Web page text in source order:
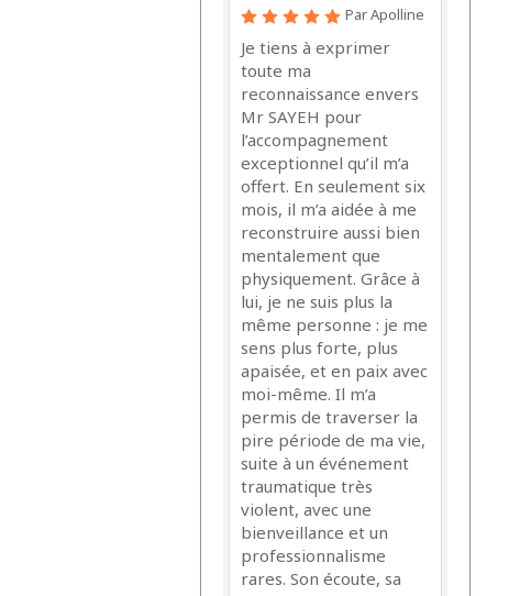
Par Apolline
Je tiens à exprimer
toute ma
reconnaissance envers
Mr SAYEH pour
l’accompagnement
exceptionnel qu’il m’a
offert. En seulement six
mois, il m’a aidée à me
reconstruire aussi bien
mentalement que
physiquement. Grâce à
lui, je ne suis plus la
même personne : je me
sens plus forte, plus
apaisée, et en paix avec
moi-même. Il m’a
permis de traverser la
pire période de ma vie,
suite à un événement
traumatique très
violent, avec une
bienveillance et un
professionnalisme
rares. Son écoute, sa